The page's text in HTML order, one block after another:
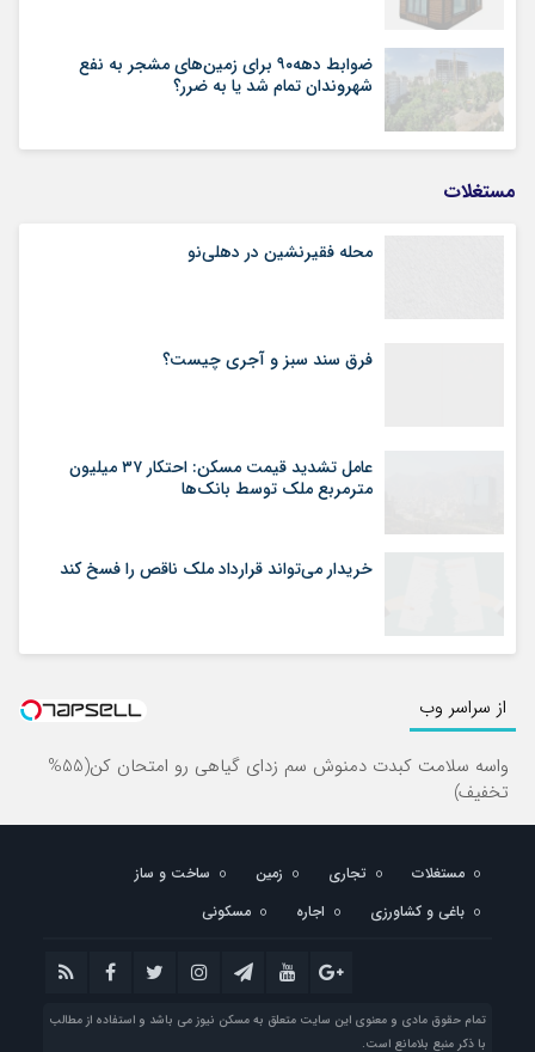
ضوابط دهه۹۰ برای زمین‌های مشجر به نفع
شهروندان تمام شد یا به ضرر؟
مستغلات
محله فقیرنشین در دهلی‏‌نو
فرق سند سبز و آجری چیست؟
عامل تشدید قیمت مسکن: احتکار ۳۷ میلیون
مترمربع ملک توسط بانک‌ها
خریدار می‌تواند قرارداد ملک ناقص را فسخ کند
از سراسر وب
واسه سلامت کبدت دمنوش سم زدای گیاهی رو امتحان کن(55%
تخفیف)
مستغلات تجاری زمین
ساخت و ساز
باغی و کشاورزی
اجاره مسکونی
تمام حقوق مادی و معنوی این سایت متعلق به مسکن نیوز می باشد و استفاده از مطالب
با ذکر منبع بلامانع است.